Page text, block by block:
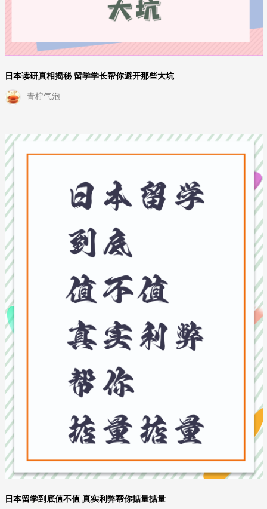
日本读研真相揭秘 留学学长帮你避开那些大坑
青柠气泡
日本留学到底值不值 真实利弊帮你掂量掂量